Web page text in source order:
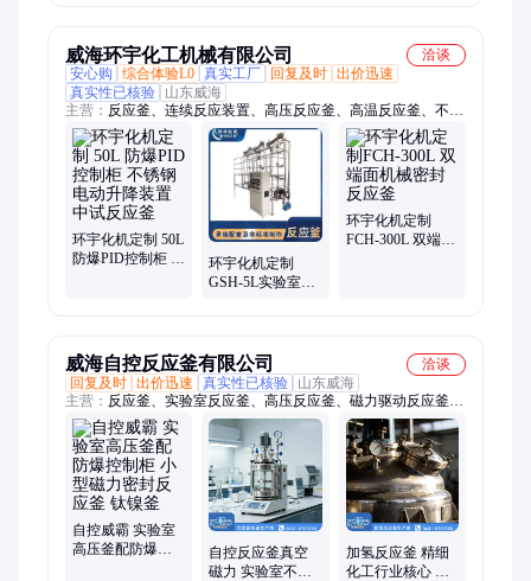
威海环宇化工机械有限公司
洽谈
安心购
综合体验L0 真实工厂 回复及时 出价迅速
真实性已核验
山东威海
主营： 反应釜、连续反应装置、高压反应釜、高温反应釜、不锈
钢反应釜、实验室反应釜、工业反应釜
环宇化机定制 50L
防爆PID控制柜 不
环宇化机定制
GSH-5L实验室电
环宇化机定制
FCH-300L 双端面
威海自控反应釜有限公司
洽谈
回复及时 出价迅速 真实性已核验
山东威海
主营： 反应釜、实验室反应釜、高压反应釜、磁力驱动反应釜、
不锈钢反应釜、磁力反应釜、磁力搅拌反应釜、实验反应釜、小
型反应釜、加氢反应釜、钛反应釜、电加热反应釜、高压釜、压
力容器
自控威霸 实验室
高压釜配防爆控
自控反应釜真空
磁力 实验室不锈
加氢反应釜 精细
化工行业核心 高